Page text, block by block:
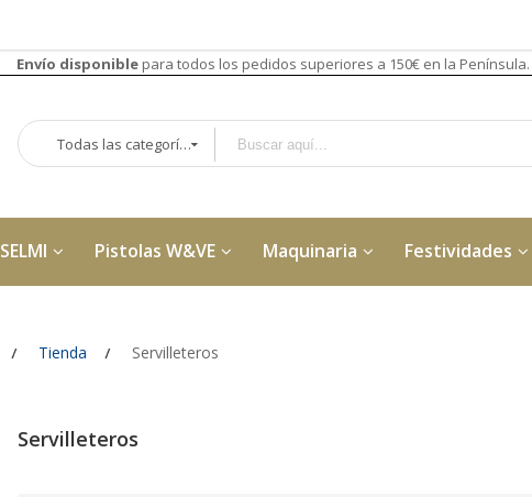
Envío disponible para todos los pedidos superiores a 150€ en la Península.
Todas las categorías
SELMI Pistolas W&VE Maquinaria Festividades
Tienda Servilleteros
Servilleteros